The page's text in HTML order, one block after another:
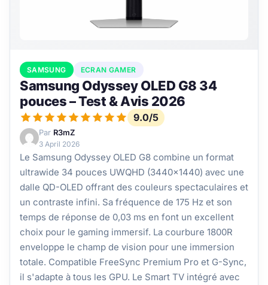
SAMSUNG ECRAN GAMER
Samsung Odyssey OLED G8 34
pouces – Test & Avis 2026
9.0/5
Par R3mZ
3 April 2026
Le Samsung Odyssey OLED G8 combine un format
ultrawide 34 pouces UWQHD (3440x1440) avec une
dalle QD-OLED offrant des couleurs spectaculaires et
un contraste infini. Sa fréquence de 175 Hz et son
temps de réponse de 0,03 ms en font un excellent
choix pour le gaming immersif. La courbure 1800R
enveloppe le champ de vision pour une immersion
totale. Compatible FreeSync Premium Pro et G-Sync,
il s'adapte à tous les GPU. Le Smart TV intégré avec